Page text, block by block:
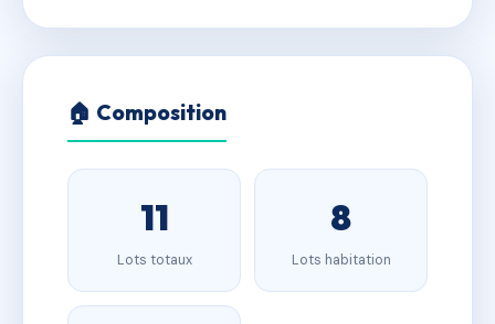
🏠 Composition
11
Lots totaux
8
Lots habitation